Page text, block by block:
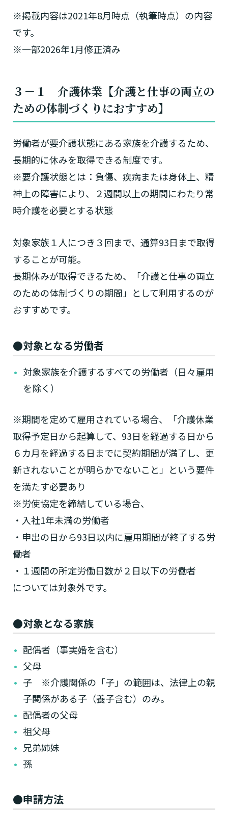
※掲載内容は2021年8月時点（執筆時点）の内容
です。
※一部2026年1月修正済み
３－１ 介護休業【介護と仕事の両立の
ための体制づくりにおすすめ】
労働者が要介護状態にある家族を介護するため、
長期的に休みを取得できる制度です。
※要介護状態とは：負傷、疾病または身体上、精
神上の障害により、２週間以上の期間にわたり常
時介護を必要とする状態
対象家族１人につき３回まで、通算93日まで取得
することが可能。
長期休みが取得できるため、「介護と仕事の両立
のための体制づくりの期間」として利用するのが
おすすめです。
●対象となる労働者
対象家族を介護するすべての労働者（日々雇用
を除く）
※期間を定めて雇用されている場合、「介護休業
取得予定日から起算して、93日を経過する日から
６カ月を経過する日までに契約期間が満了し、更
新されないことが明らかでないこと」という要件
を満たす必要あり
※労使協定を締結している場合、
・入社1年未満の労働者
・申出の日から93日以内に雇用期間が終了する労
働者
・１週間の所定労働日数が２日以下の労働者
については対象外です。
●対象となる家族
配偶者（事実婚を含む）
父母
子 ※介護関係の「子」の範囲は、法律上の親
子関係がある子（養子含む）のみ。
配偶者の父母
祖父母
兄弟姉妹
孫
●申請方法